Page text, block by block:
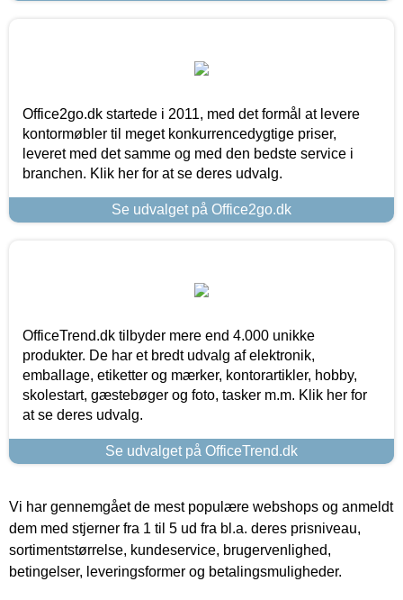
Office2go.dk startede i 2011, med det formål at levere
kontormøbler til meget konkurrencedygtige priser,
leveret med det samme og med den bedste service i
branchen. Klik her for at se deres udvalg.
Se udvalget på Office2go.dk
OfficeTrend.dk tilbyder mere end 4.000 unikke
produkter. De har et bredt udvalg af elektronik,
emballage, etiketter og mærker, kontorartikler, hobby,
skolestart, gæstebøger og foto, tasker m.m. Klik her for
at se deres udvalg.
Se udvalget på OfficeTrend.dk
Vi har gennemgået de mest populære webshops og anmeldt
dem med stjerner fra 1 til 5 ud fra bl.a. deres prisniveau,
sortimentstørrelse, kundeservice, brugervenlighed,
betingelser, leveringsformer og betalingsmuligheder.